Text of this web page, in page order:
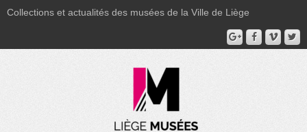
Collections et actualités des musées de la Ville de Liège